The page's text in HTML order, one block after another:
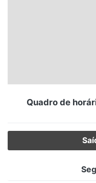
Quadro de